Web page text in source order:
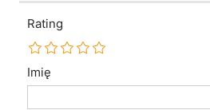
Rating
Imię